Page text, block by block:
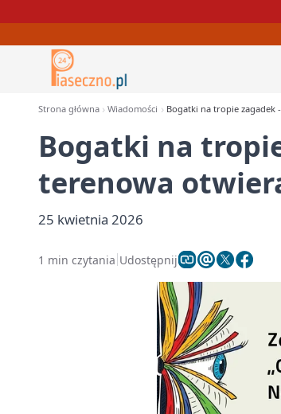
Strona główna Wiadomości Bogatki na tropie zagadek
Bogatki na
terenowa
25 kwietnia 2026
1 min czytania Udostępnij